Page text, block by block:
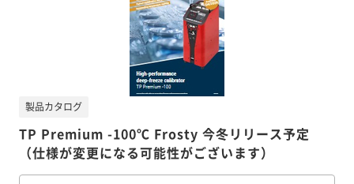
TP Premium -100℃ Frosty 今冬リリース予定
（仕様が変更になる可能性がございます）
製品カタログ